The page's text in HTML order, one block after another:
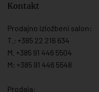
Kontakt
Prodajno izložbeni salon:
T.: +385 22 216 634
M. +385 91 446 5504
M: +385 91 446 5548
Prodaja: